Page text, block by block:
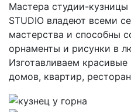
Мастера студии-кузницы
STUDIO владеют всеми
мастерства и способны
орнаменты и рисунки в
Изготавливаем
домов, квартир,